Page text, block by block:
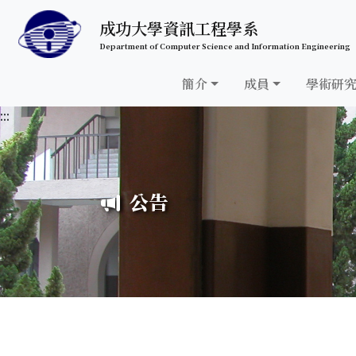
跳至中央內容區塊
成功大學資訊工程學系
Department of Computer Science and Information Engineering
簡介 成員
學術研究
:::
公告